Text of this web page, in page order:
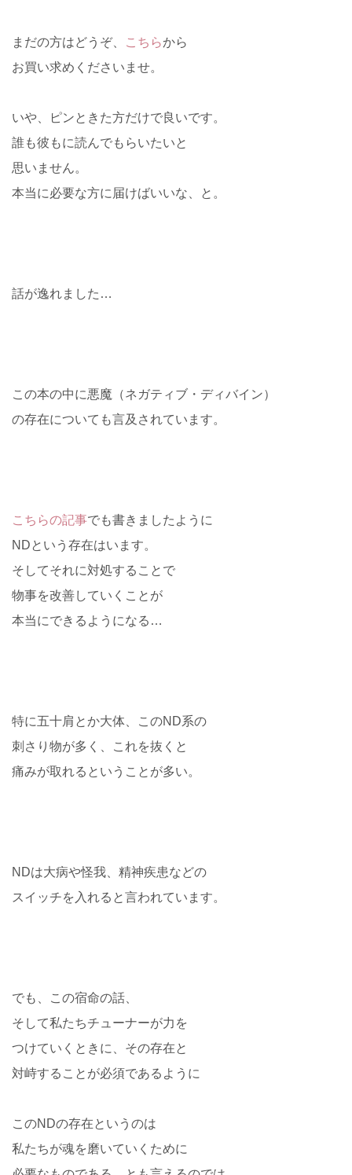
まだの方はどうぞ、 こちらから
お買い求めくださいませ。
いや、ピンときた方だけで良いです。
誰も彼もに読んでもらいたいと
思いません。
本当に必要な方に届けばいいな、と。
話が逸れました…
この本の中に悪魔（ネガティブ・ディバイン）
の存在についても言及されています。
こちらの記事でも書きましたように
NDという存在はいます。
そしてそれに対処することで
物事を改善していくことが
本当にできるようになる…
特に五十肩とか大体、このND系の
刺さり物が多く、これを抜くと
痛みが取れるということが多い。
NDは大病や怪我、精神疾患などの
スイッチを入れると言われています。
でも、この宿命の話、
そして私たちチューナーが力を
つけていくときに、その存在と
対峙することが必須であるように
このNDの存在というのは
私たちが魂を磨いていくために